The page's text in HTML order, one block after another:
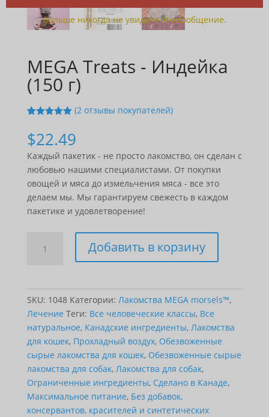
MEGA Treats - Индейка
(150 г)
основе
оценок
покупателе
й
(2 отзывы покупателей)
$22.49
Каждый пакетик - не просто лакомство, он сделан с
любовью нашими специалистами. От покупки
овощей и мяса до измельчения мяса - все это
делаем мы. Мы гарантируем свежесть в каждом
пакетике и удовлетворение!
MEGA
Добавить в корзину
SKU: 1048 Категории: Лакомства MEGA morsels™,
Лечение Теги: Все человеческие классы, Все
натуральное, Канадские ингредиенты, Лакомства
для кошек, Прохладный воздух, Обезвоженные
сырые лакомства для кошек, Обезвоженные сырые
лакомства для собак, Лакомства для собак,
Ограниченные ингредиенты, Сделано в Канаде,
Максимальное питание, Без добавок,
консервантов, красителей и синтетических
Больше никогда не увидите это сообщение.